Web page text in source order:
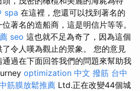
spa 在這裡，您還可以找到著名的
著名的造船商，這是明信片等等。
seo 這也就不足為奇了，因為這個
令人嘆為觀止的景象。 您的意見
過在下面回答我們的問題來幫助我
optimization 中文 撥筋 台中
筋膜放鬆推薦 Ltd.正在改變44個城